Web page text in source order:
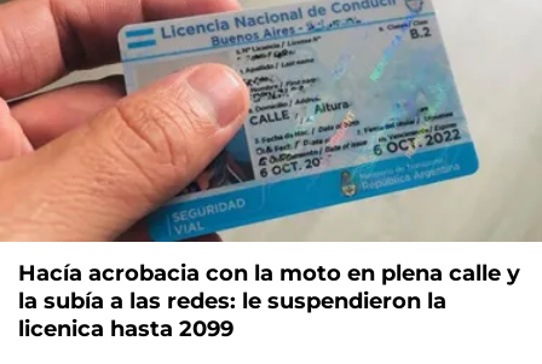
Hacía acrobacia con la moto en plena calle y
la subía a las redes: le suspendieron la
licenica hasta 2099